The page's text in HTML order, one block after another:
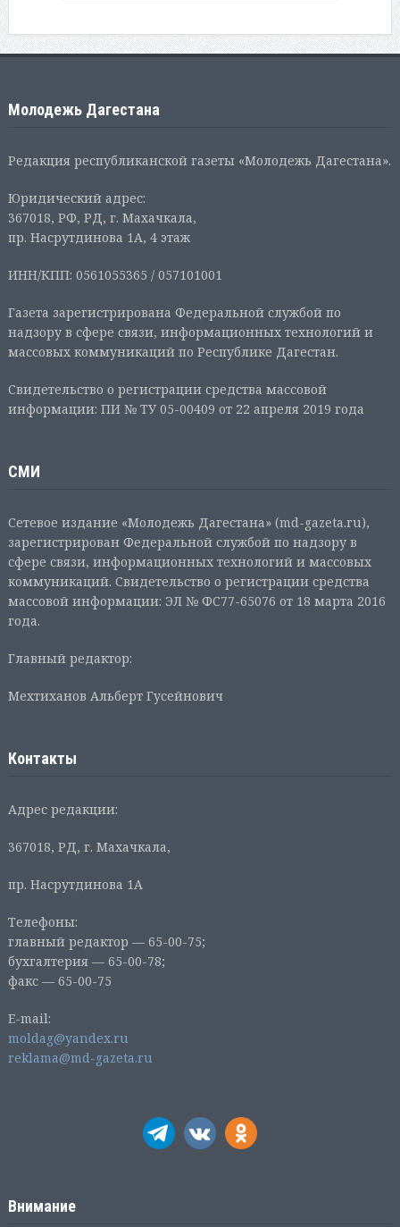
Молодежь Дагестана
Редакция республиканской газеты «Молодежь Дагестана».
Юридический адрес:
367018, РФ, РД, г. Махачкала,
пр. Насрутдинова 1А, 4 этаж
ИНН/КПП: 0561055365 / 057101001
Газета зарегистрирована Федеральной службой по
надзору в сфере связи, информационных технологий и
массовых коммуникаций по Республике Дагестан.
Свидетельство о регистрации средства массовой
информации: ПИ № ТУ 05-00409 от 22 апреля 2019 года
СМИ
Сетевое издание «Молодежь Дагестана» (md-gazeta.ru),
зарегистрирован Федеральной службой по надзору в
сфере связи, информационных технологий и массовых
коммуникаций. Свидетельство о регистрации средства
массовой информации: ЭЛ № ФС77-65076 от 18 марта 2016
года.
Главный редактор:
Мехтиханов Альберт Гусейнович
Контакты
Адрес редакции:
367018, РД, г. Махачкала,
пр. Насрутдинова 1А
Телефоны:
главный редактор — 65-00-75;
бухгалтерия — 65-00-78;
факс — 65-00-75
E-mail:
moldag@yandex.ru
reklama@md-gazeta.ru
Внимание